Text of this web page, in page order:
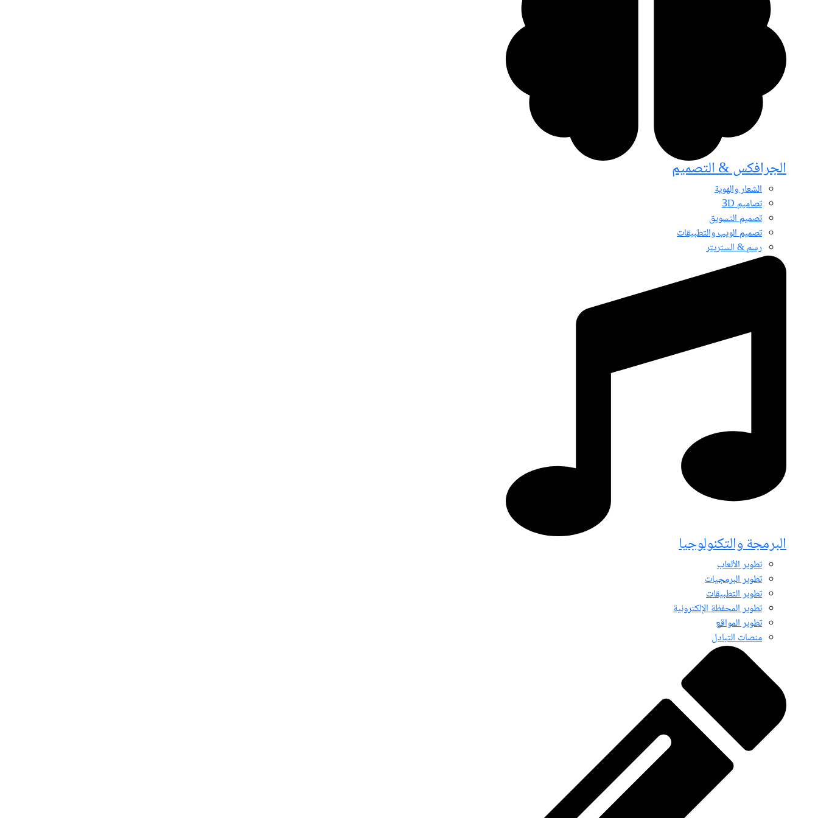
الجرافكس & التصميم
الشعار والهوية
تصاميم 3D
تصميم التسويق
تصميم الويب والتطبيقات
رسم & الستريتر
البرمجة والتكنولوجيا
تطوير الألعاب
تطوير البرمجيات
تطوير التطبيقات
تطوير المحفظة الإلكترونية
تطوير المواقع
منصات التبادل